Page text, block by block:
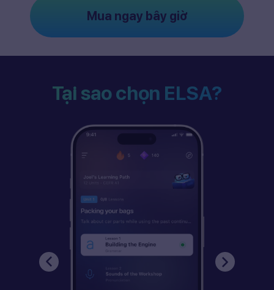
Mua ngay bây giờ
Tại sao chọn ELSA?